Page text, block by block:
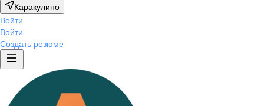
Каракулино
Войти
Войти
Создать резюме